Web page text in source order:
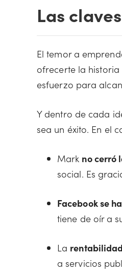
Las
El temor a
ofrecerte la
esfuerzo para
Y dentro de cada
sea un éxito. En el
Mark no cerró
social. Es
Facebook se
tiene de oír a
La
a servicios